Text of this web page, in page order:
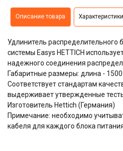
Описание товара Характеристики
Удлинитель распределительного
системы Easys HETTICH
надежного соединения
Габаритные размеры: длина -
Соответствует стандартам
выдерживает утвержденные
Изготовитель Hettich (Германия)
Примечание: необходимо
кабеля для каждого блока